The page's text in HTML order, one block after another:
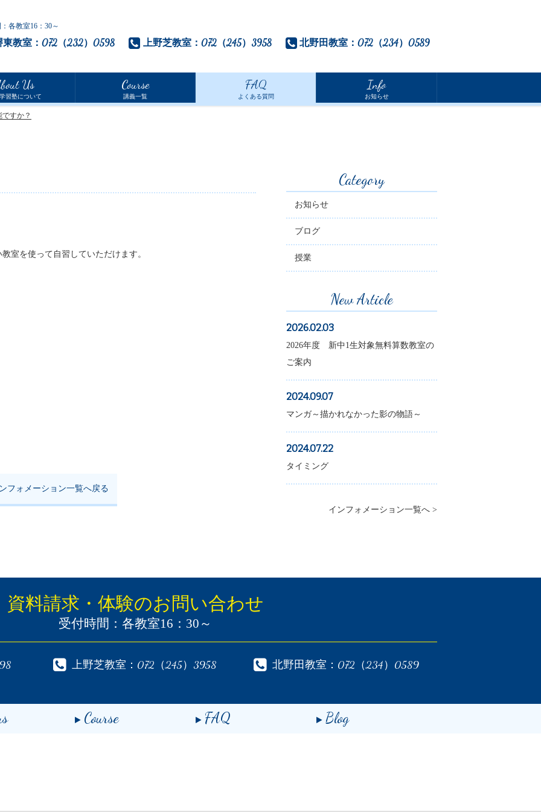
各教室16：30～
東教室：072（232）0598 上野芝教室：072（245）3958 北野田教室：072（234）0589
Us
習塾について
Course
講義一覧
FAQ
よくある質問
Info
お知らせ
すか？
室を使って自習していただけます。
フォメーション一覧へ戻る
Category
お知らせ
ブログ
授業
New Article
2026.02.03
2026年度 新中1生対象無料算数教室の
ご案内
2024.09.07
マンガ～描かれなかった影の物語～
2024.07.22
タイミング
インフォメーション一覧へ >
資料請求・体験のお問い合わせ
受付時間：各教室16：30～
上野芝教室：072（245）3958 北野田教室：072（234）0589
Course FAQ Blog